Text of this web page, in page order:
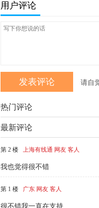
用户评论
请自
热门评论
最新评论
第 2 楼 上海有线通 网友 客人
我也觉得很不错
第 1 楼 广东 网友 客人
很不错我一直在支持